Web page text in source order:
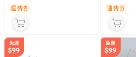
運費券 運費券